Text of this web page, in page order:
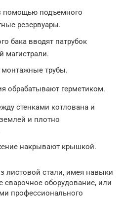
помощью подъемного
резервуары.
бака вводят патрубок
магистрали.
трубы.
обрабатывают герметиком.
стенками котлована и
и плотно
накрывают крышкой.
листовой стали, имея навыки
сварочное оборудование, или
профессионального